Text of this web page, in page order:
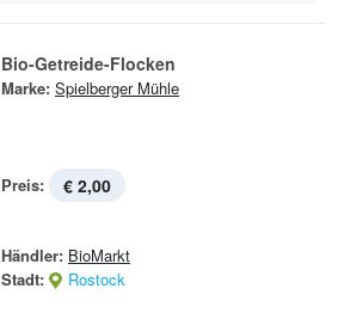
Bio-Getreide-Flocken
Marke: Spielberger Mühle
Preis: € 2,00
Händler: BioMarkt
Stadt:
Rostock